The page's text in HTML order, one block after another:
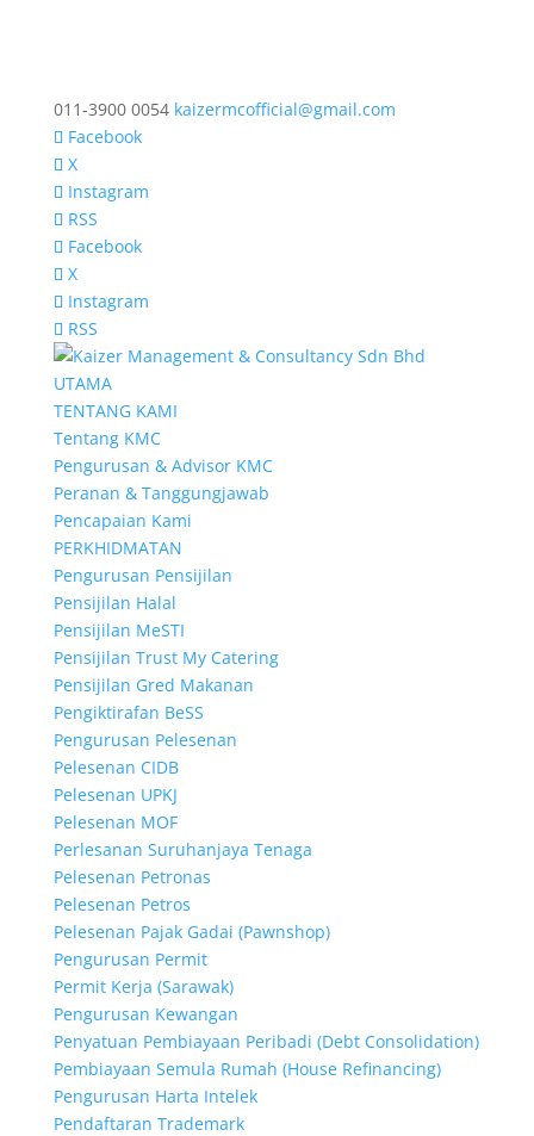
011-3900 0054 kaizermcofficial@gmail.com
Facebook
X
Instagram
RSS
Facebook
X
Instagram
RSS
UTAMA
TENTANG KAMI
Tentang KMC
Pengurusan & Advisor KMC
Peranan & Tanggungjawab
Pencapaian Kami
PERKHIDMATAN
Pengurusan Pensijilan
Pensijilan Halal
Pensijilan MeSTI
Pensijilan Trust My Catering
Pensijilan Gred Makanan
Pengiktirafan BeSS
Pengurusan Pelesenan
Pelesenan CIDB
Pelesenan UPKJ
Pelesenan MOF
Perlesanan Suruhanjaya Tenaga
Pelesenan Petronas
Pelesenan Petros
Pelesenan Pajak Gadai (Pawnshop)
Pengurusan Permit
Permit Kerja (Sarawak)
Pengurusan Kewangan
Penyatuan Pembiayaan Peribadi (Debt Consolidation)
Pembiayaan Semula Rumah (House Refinancing)
Pengurusan Harta Intelek
Pendaftaran Trademark